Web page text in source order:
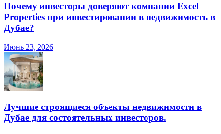
Почему инвесторы доверяют компании Excel
Properties при инвестировании в недвижимость в
Дубае?
Июнь 23, 2026
Лучшие строящиеся объекты недвижимости в
Дубае для состоятельных инвесторов.